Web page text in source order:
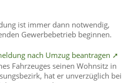
ist immer dann notwendig,
Gewerbebetrieb beginnen.
nach Umzug beantragen ➚
Fahrzeuges seinen Wohnsitz in
hat er unverzüglich bei